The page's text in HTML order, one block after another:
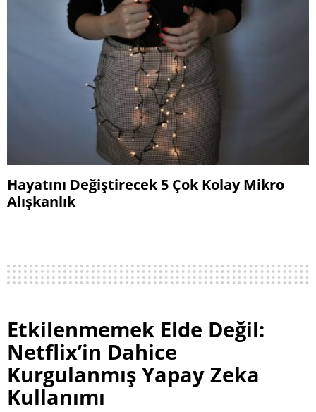
Hayatını Değiştirecek 5 Çok Kolay Mikro
Alışkanlık
Etkilenmemek Elde Değil:
Netflix’in Dahice
Kurgulanmış Yapay Zeka
Kullanımı